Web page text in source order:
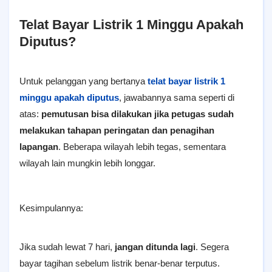
Telat Bayar Listrik 1 Minggu Apakah
Diputus?
Untuk pelanggan yang bertanya telat bayar listrik 1
minggu apakah diputus, jawabannya sama seperti di
atas: pemutusan bisa dilakukan jika petugas sudah
melakukan tahapan peringatan dan penagihan
lapangan. Beberapa wilayah lebih tegas, sementara
wilayah lain mungkin lebih longgar.
Kesimpulannya:
Jika sudah lewat 7 hari, jangan ditunda lagi. Segera
bayar tagihan sebelum listrik benar-benar terputus.